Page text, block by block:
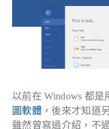
以前在 Windows 都是
圖軟體，後來才知道
雖然曾寫過介紹，不